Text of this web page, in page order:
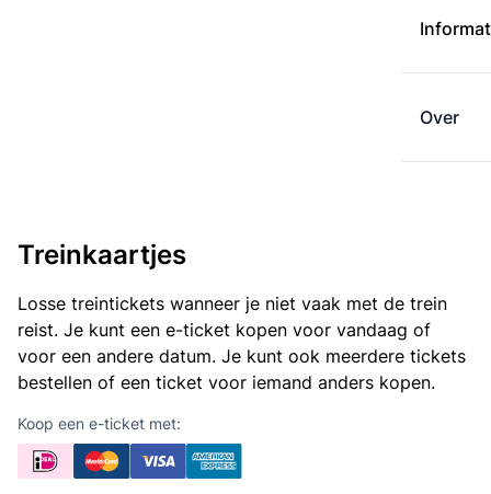
Over
Treinkaartjes
Losse treintickets wanneer je niet vaak met de trein
reist. Je kunt een e-ticket kopen voor vandaag of
voor een andere datum. Je kunt ook meerdere tickets
bestellen of een ticket voor iemand anders kopen.
Koop een e-ticket met: